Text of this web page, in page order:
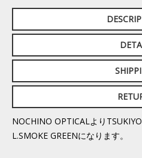
NOCHINO OPTICALより
L.SMOKE GREENになります。